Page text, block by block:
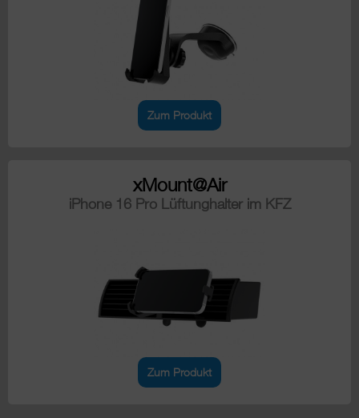
Zum Produkt
xMount@Air
iPhone 16 Pro Lüftunghalter im KFZ
Zum Produkt